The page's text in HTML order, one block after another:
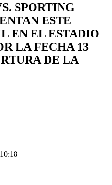
SPORTING
ESTE
EN EL ESTADIO
LA FECHA 13
DE LA